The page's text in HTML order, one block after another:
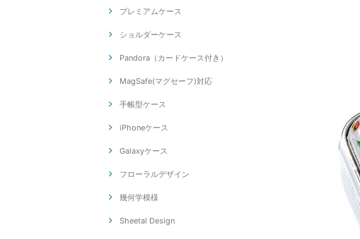
プレミアムケース
ショルダーケース
Pandora（カードケース付き）
MagSafe(マグセーフ)対応
手帳型ケース
iPhoneケース
Galaxyケース
フローラルデザイン
幾何学模様
Sheetal Design